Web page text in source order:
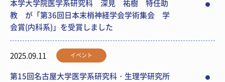
本学大学院医学系研究科 深見 祐樹 特任助
教 が「第36回日本末梢神経学会学術集会 学
会賞(内科系)」を受賞しました
2025.09.11 イベント
第15回名古屋大学医学系研究科・生理学研究所